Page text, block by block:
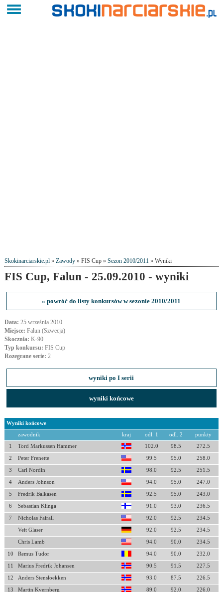
Skokinarciarskie.pl» Zawody» FIS Cup » Sezon 2010/2011» Wyniki
FIS Cup, Falun - 25.09.2010 - wyniki
« powróć do listy konkursów w sezonie 2010/2011
Data: 25 września 2010
Miejsce: Falun (Szwecja)
Skocznia: K-90
Typ konkursu: FIS Cup
Rozegrane serie: 2
wyniki po I serii
wyniki końcowe
Wyniki końcowe
zawodnik kraj odl. 1 odl. 2 punkty
1 Tord Markussen Hammer 102.0 98.5 272.5
2 Peter Frenette 99.5 95.0 258.0
3 Carl Nordin 98.0 92.5 251.5
4 Anders Johnson 94.0 95.0 247.0
5 Fredrik Balkasen 92.5 95.0 243.0
6 Sebastian Klinga 91.0 93.0 236.5
7 Nicholas Fairall 92.0 92.5 234.5
Veit Glaser 92.0 92.5 234.5
Chris Lamb 94.0 90.0 234.5
10 Remus Tudor 94.0 90.0 232.0
11 Marius Fredrik Johansen 90.5 91.5 227.5
12 Anders Stensloekken 93.0 87.5 226.5
13 Martin Kvernberg 89.0 92.0 226.0